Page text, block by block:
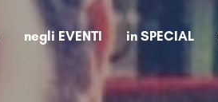
negli EVENTI in SPECIAL